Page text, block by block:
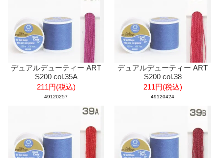
デュアルデューティー ART
S200 col.35A
211円(税込)
49120257
デュアルデューティー ART
S200 col.38
211円(税込)
49120424